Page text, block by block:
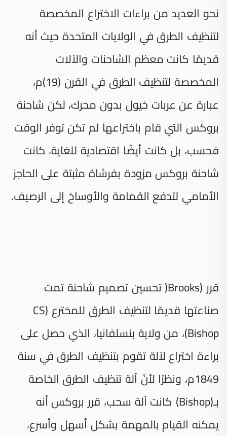
نحو العديد من براءات الاختراع المخصصة
لتنظيف الطرق في الولايات المتحدة حيث أنه
قديمًا كانت معظم الشاحنات والآلات
المخصصة لتنظيف الطرق في القرن (19)م،
عبارة عن عربات خيول بدون محرك، لكن شاحنة
بروكس التي قام باختراعها لم تكن توفر الوقت
فحسب، بل كانت أيضًا اقتصادية للغاية، كانت
شاحنة بروكس مزودة بفرشاة مثبتة على الحاجز
الأمامي لتدفع القمامة والأوساخ إلى الرصيف.
قرر (Brooks( تحسين تصميم شاحنة تمت
صناعتها قديمًا لتنظيف الطرق للمخترع (CS
Bishop)، من ولاية بنسلفانيا، الذي حصل على
براءة اختراع لآلة تقوم بتنظيف الطرق في سنة
1849م، ونظرًا لأنّ آلة تنظيف الطرق الخاصة
بـ(Bishop) كانت آلة سحب، قرر بروكس أنه
يمكنه القيام بالمهمة بشكل أسهل وأسرع،